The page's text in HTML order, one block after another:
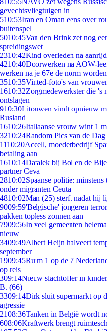
810:55NAVO zet wegens
gevechtsvliegtuigen in
510:53Iran en Oman eens over
buitenspel
5010:45Van den Brink zet nog
spreidingswet
2310:42Kind overleden na
4210:40Doorwerken na AOW-
werken na je 67e de norm
3510:35Vinted-foto's van
1610:32Zorgmedewerkster die 's
ontslagen
910:30Litouwen vindt opnieuw
Rusland
1610:26Italiaanse vrouw wint 1
3210:24Random Pics van de Dag
1110:20Accell, moederbedrijf
betaling aan
1610:14Datalek bij Bol en de
partner Ceva
2810:02Spaanse politie:
onder migranten Ceuta
4810:02Man (25) sterft nadat hij
9009:59'Belgische' jongeren
pakken topless zonnen aan
7909:56In veel gemeenten
nieuw
3409:49Albert Heijn halveert
september
1909:45Ruim 1 op de 7
op reis
309:14Nieuw slachtoffer in
B. (66)
3309:14Dirk sluit supermarkt op
agressie
2108:36Tanken in België wordt
608:06Kraftwerk brengt